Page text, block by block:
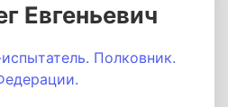
Евгеньевич
Полковник.